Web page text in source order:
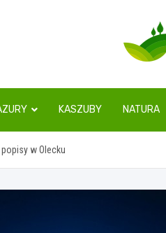
KASZUBY NATURA
w Olecku